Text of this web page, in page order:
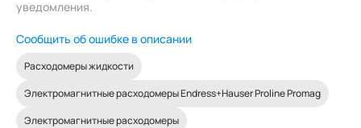
уведомления.
Сообщить об ошибке в описании
Расходомеры жидкости
Электромагнитные расходомеры Endress+Hauser Proline Promag
Электромагнитные расходомеры